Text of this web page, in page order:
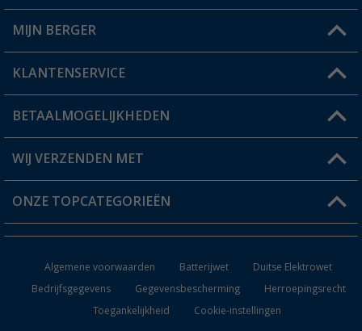
Winkel vinden
MIJN BERGER
Mijn account
Status bestelling
Verlanglijstje
KLANTENSERVICE
FAQ & Contact
Verzendinformatie
Catalogus
BETAALMOGELIJKHEDEN
WIJ VERZENDEN MET
ONZE TOPCATEGORIEËN
Campingmeubilair
Algemene voorwaarden Batterijwet
Duitse Elektrowet
Bedrijfsgegevens
Gegevensbescherming
Herroepingsrecht
Toegankelijkheid
Cookie-instellingen